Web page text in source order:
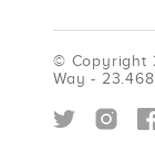
© Copyright
Way -